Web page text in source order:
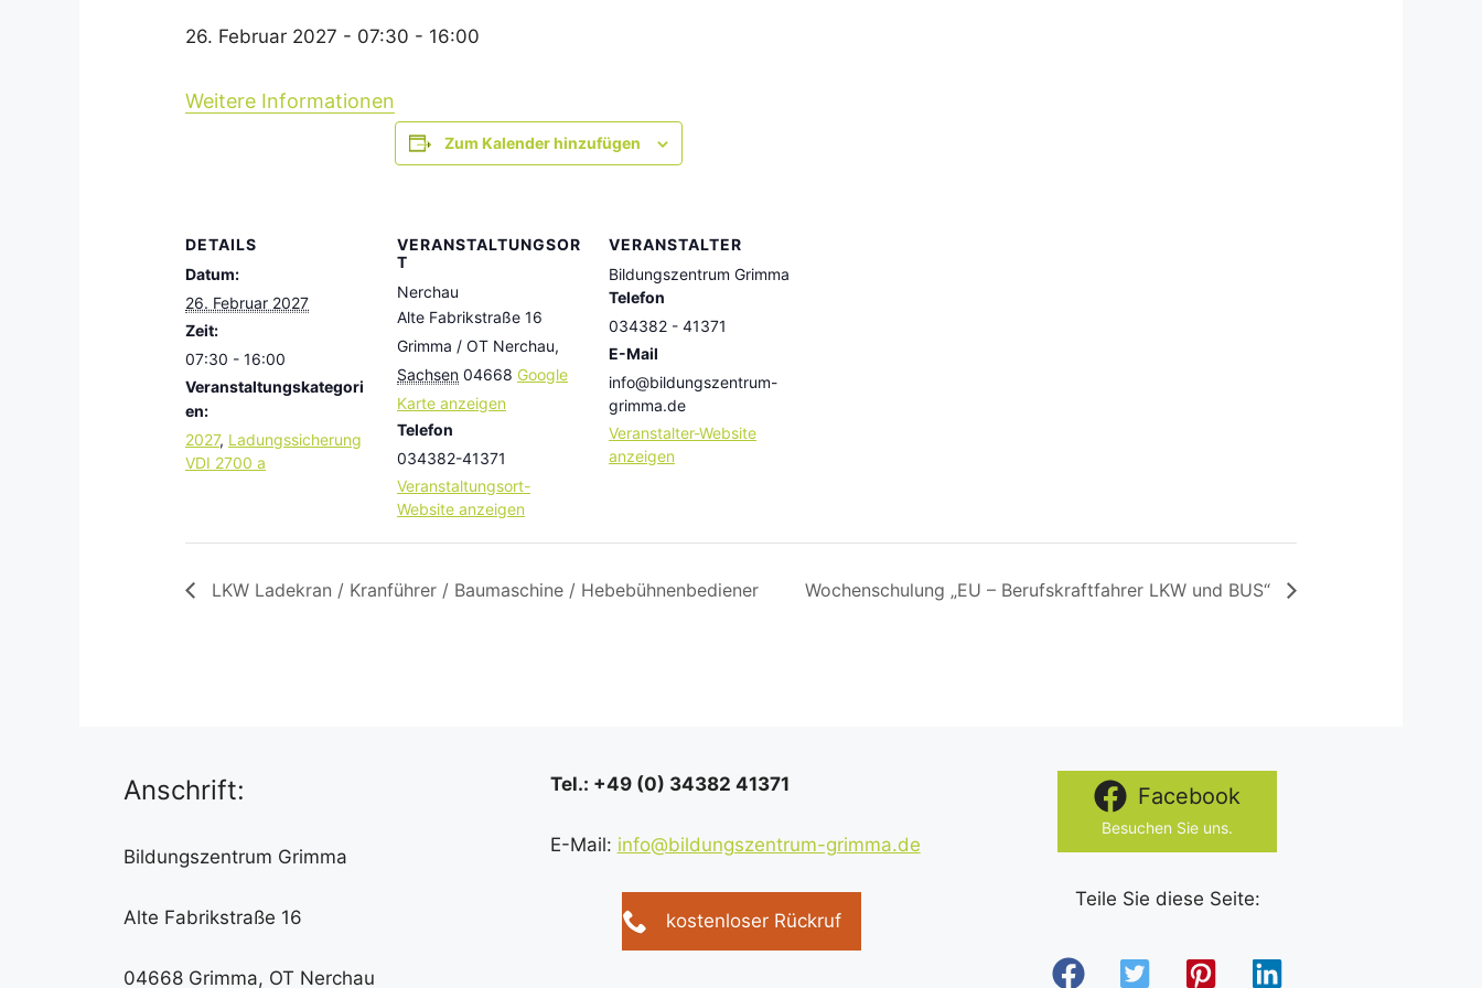
26. Februar 2027 - 07:30 - 16:00
Weitere Informationen
Zum Kalender hinzufügen
DETAILS
Datum:
26. Februar 2027
Zeit:
07:30 - 16:00
Veranstaltungskategori
en:
2027, Ladungssicherung
VDI 2700 a
VERANSTALTUNGSOR
T
Nerchau
Alte Fabrikstraße 16
Grimma / OT Nerchau,
Sachsen 04668 Google
Karte anzeigen
Telefon
034382-41371
Veranstaltungsort-
Website anzeigen
VERANSTALTER
Bildungszentrum Grimma
Telefon
034382 - 41371
E-Mail
info@bildungszentrum-
grimma.de
Veranstalter-Website
anzeigen
LKW Ladekran / Kranführer / Baumaschine / Hebebühnenbediener Wochenschulung „EU – Berufskraftfahrer LKW und BUS“
Anschrift:
Bildungszentrum Grimma
Alte Fabrikstraße 16
04668 Grimma, OT Nerchau
Tel.: +49 (0) 34382 41371
E-Mail: info@bildungszentrum-grimma.de
kostenloser Rückruf
Facebook
Besuchen Sie uns.
Teile Sie diese Seite: